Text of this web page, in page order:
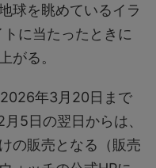
球を眺めているイラ
に当たったときに
がる。
年3月20日まで
5日の翌日からは、
の販売となる（販売